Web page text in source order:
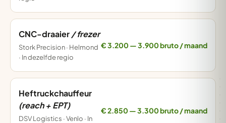
CNC-draaier / frezer
Stork Precision · Helmond
· In dezelfde regio
€ 3.200 — 3.900 bruto / maand
Heftruckchauffeur
(reach + EPT)
DSV Logistics · Venlo · In
€ 2.850 — 3.300 bruto / maand